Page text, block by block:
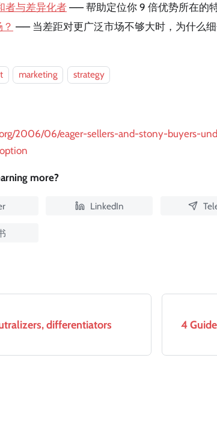
者与差异化者 —— 帮助定位你 9 倍优势所在的
—— 当差距对更广泛市场不够大时，为什么细
marketing strategy
2006/06/eager-sellers-and-stony-buyers-
more?
LinkedIn
differentiators 4